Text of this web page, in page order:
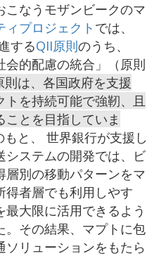
こなうモザンビークのマ
ィプロジェクト では、
するQII原則のうち、
会的配慮の統合」（原則
則は、各国政府を支援
トを持続可能で強靭、且
とを目指していま
と、 世界銀行が支援し
システムの開発では、ビ
層別の移動パターンをマ
得者層でも利用しやす
最大限に活用できるよう
。その結果、マプトに包
リューションをもたら